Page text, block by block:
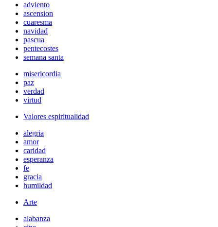
adviento
ascension
cuaresma
navidad
pascua
pentecostes
semana santa
misericordia
paz
verdad
virtud
Valores espiritualidad
alegria
amor
caridad
esperanza
fe
gracia
humildad
Arte
alabanza